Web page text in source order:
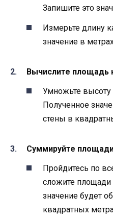
Запишите это
Измерьте длину
значение в
Вычислите площадь
Умножьте высоту
Полученное
стены в
Суммируйте
Пройдитесь по
сложите
значение будет
квадратных